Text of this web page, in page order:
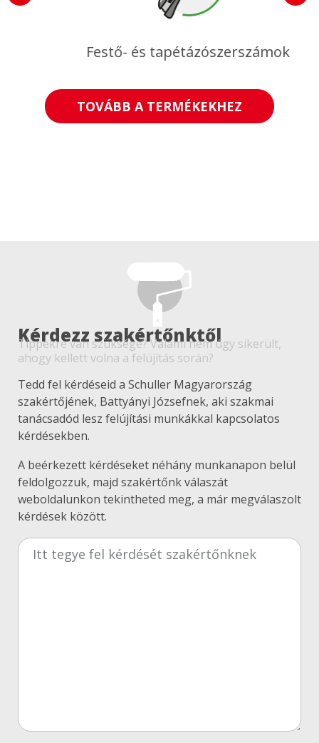
Festő- és tapétázószerszámok
TOVÁBB A TERMÉKEKHEZ
Kérdezz szakértőnktől
Tippekre van szüksége? Valami nem úgy sikerült,
ahogy kellett volna a felújítás során?
Tedd fel kérdéseid a Schuller Magyarország
szakértőjének, Battyányi Józsefnek, aki szakmai
tanácsadód lesz felújítási munkákkal kapcsolatos
kérdésekben.
A beérkezett kérdéseket néhány munkanapon belül
feldolgozzuk, majd szakértőnk válaszát
weboldalunkon tekintheted meg, a már megválaszolt
kérdések között.